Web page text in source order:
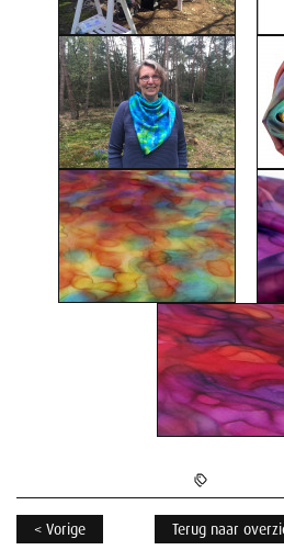
< Vorige Terug naar